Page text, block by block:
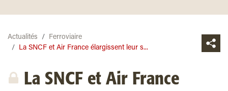
Actualités
Ferroviaire
La SNCF et Air France élargissent leur s...
La SNCF et Air France